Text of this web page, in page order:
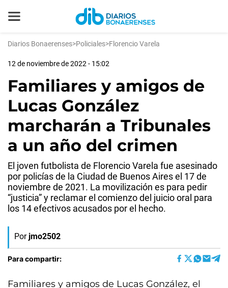
Diarios Bonaerenses>Policiales>Florencio Varela
12 de noviembre de 2022 - 15:02
Familiares y amigos de
Lucas González
marcharán a Tribunales
a un año del crimen
El joven futbolista de Florencio Varela fue asesinado
por policías de la Ciudad de Buenos Aires el 17 de
noviembre de 2021. La movilización es para pedir
“justicia” y reclamar el comienzo del juicio oral para
los 14 efectivos acusados por el hecho.
Por jmo2502
Para compartir:
Familiares y amigos de Lucas González, el